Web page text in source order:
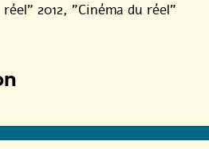
2012, "Cinéma du réel"